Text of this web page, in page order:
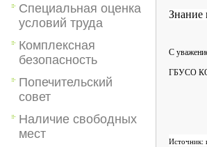
Специальная оценка
условий труда
Комплексная
безопасность
Попечительский
совет
Наличие свободных
мест
Знание
С
ГБУСО КО
Источник: